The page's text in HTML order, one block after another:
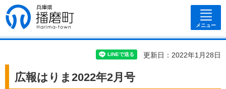
兵庫県 播磨
町
メニュー
更新日：2022年1月28日
広報はりま2022年2月号